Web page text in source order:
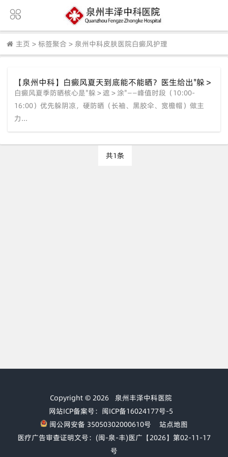
主页 > 标签聚合 > 泉州中科皮肤医院白癜风护理
【泉州中科】白癜风夏天到底能不能晒？医生给出"躲＞
遮＞涂"三步走，看完不踩坑
白癜风夏季防晒核心是"躲＞遮＞涂"——峰值时段（10:00-
16:00）优先躲阴凉，硬防晒（长袖、黑胶伞、宽檐帽）做主
力...
共1条
Copyright © 2026 泉州丰泽中科医院
网站ICP备案号：闽ICP备16024177号-5
闽公网安备 35050302000610号
站点地图
医疗广告审查证明文号：(闽-泉-丰)医广【2026】第02-11-17
号